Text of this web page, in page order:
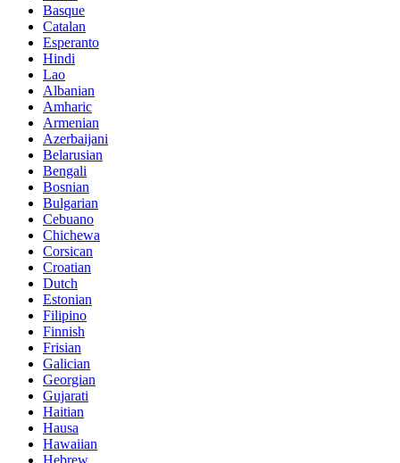
Basque
Catalan
Esperanto
Hindi
Lao
Albanian
Amharic
Armenian
Azerbaijani
Belarusian
Bengali
Bosnian
Bulgarian
Cebuano
Chichewa
Corsican
Croatian
Dutch
Estonian
Filipino
Finnish
Frisian
Galician
Georgian
Gujarati
Haitian
Hausa
Hawaiian
Hebrew